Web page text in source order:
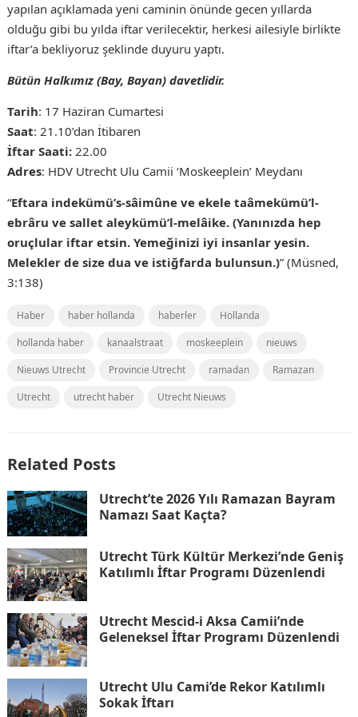
yapılan açıklamada yeni caminin önünde gecen yıllarda
olduğu gibi bu yılda iftar verilecektir, herkesi ailesiyle birlikte
iftar’a bekliyoruz şeklinde duyuru yaptı.
Bütün Halkımız (Bay, Bayan) davetlidir.
Tarih: 17 Haziran Cumartesi
Saat: 21.10’dan İtibaren
İftar Saati:22.00
Adres: HDV Utrecht Ulu Camii ‘Moskeeplein’ Meydanı
“Eftara indekümü’s-sâimûne ve ekele taâmekümü’l-
ebrâru ve sallet aleykümü’l-melâike. (Yanınızda hep
oruçlular iftar etsin. Yemeğinizi iyi insanlar yesin.
Melekler de size dua ve istiğfarda bulunsun.)” (Müsned,
3:138)
Haber haber hollanda haberler
Hollanda
hollanda haber
kanaalstraat moskeeplein
nieuws
Nieuws Utrecht
Provincie Utrecht ramadan
Ramazan
Utrecht
utrecht haber Utrecht Nieuws
Related Posts
Utrecht’te 2026 Yılı Ramazan Bayram
Namazı Saat Kaçta?
Utrecht Türk Kültür Merkezi’nde Geniş
Katılımlı İftar Programı Düzenlendi
Utrecht Mescid-i Aksa Camii’nde
Geleneksel İftar Programı Düzenlendi
Utrecht Ulu Cami’de Rekor Katılımlı
Sokak İftarı